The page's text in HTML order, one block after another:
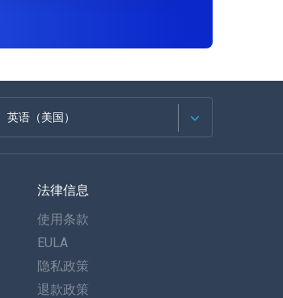
英语（美国）
法语
西班牙语
葡萄牙语
法律信息
使用条款
EULA
隐私政策
退款政策